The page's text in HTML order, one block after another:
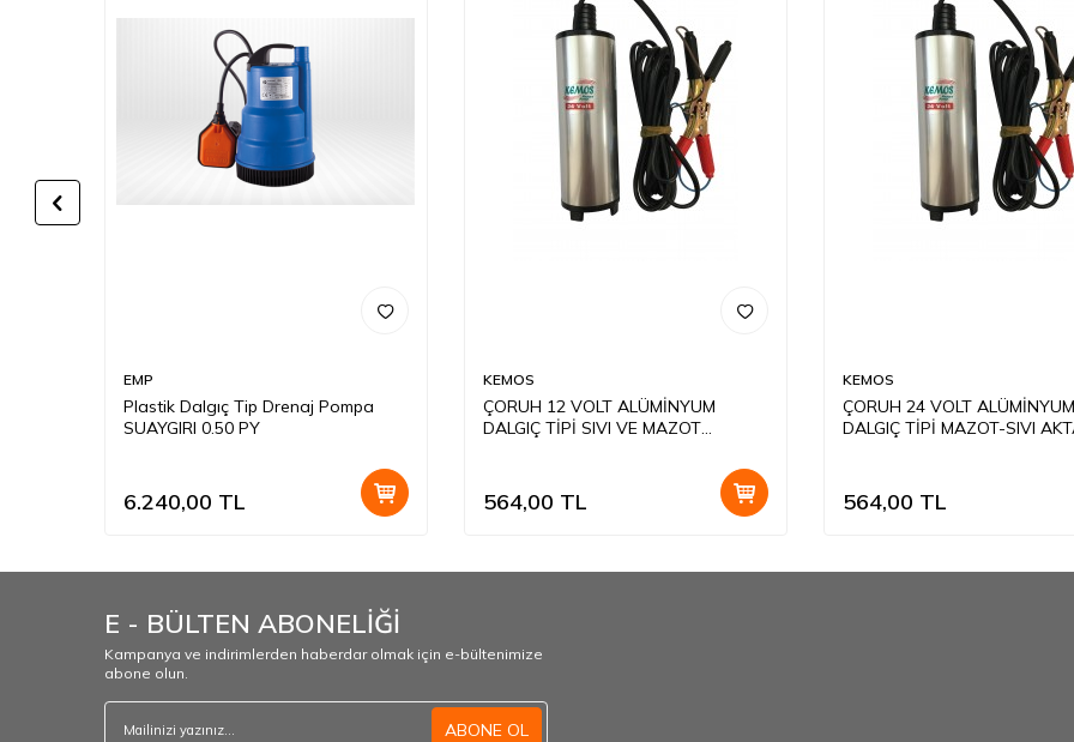
EMP
Plastik Dalgıç Tip Drenaj Pompa
SUAYGIRI 0.50 PY
6.240,00 TL
KEMOS
ÇORUH 12 VOLT ALÜMİNYUM
DALGIÇ TİPİ SIVI VE MAZOT
564,00 TL
KEMOS
ÇORUH 24 VOLT ALÜMİNYUM
DALGIÇ TİPİ MAZOT-SIVI
564,00 TL
E - BÜLTEN ABONELİĞİ
Kampanya ve indirimlerden haberdar olmak için e-bültenimize
abone olun.
ABONE OL